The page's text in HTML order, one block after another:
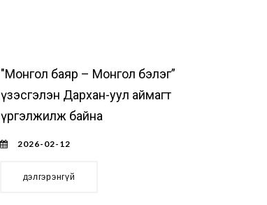
"Монгол баяр – Монгол бэлэг”
үзэсгэлэн Дархан-уул аймагт
үргэлжилж байна
2026-02-12
дэлгэрэнгүй